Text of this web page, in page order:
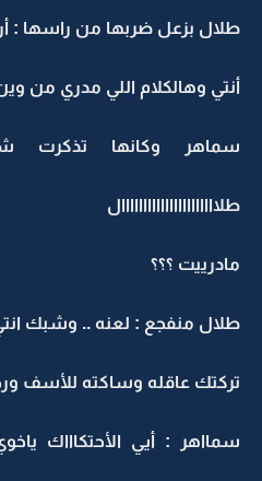
طلال بزعل ضربها من راسها :
أنتي وهالكلام اللي مدري من
سماهر وكانها تذكرت
طلاااااااااااااااااااااال
مادرييت ؟؟؟
طلال منفجع : لعنه .. وشبك
تركتك عاقله وساكته للأسف
سمااهر : أيي الأحتكاااك